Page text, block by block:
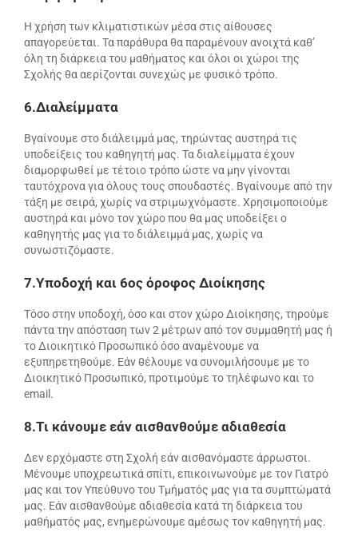
Η χρήση των κλιματιστικών μέσα στις αίθουσες
απαγορεύεται. Τα παράθυρα θα παραμένουν ανοιχτά καθ’
όλη τη διάρκεια του μαθήματος και όλοι οι χώροι της
Σχολής θα αερίζονται συνεχώς με φυσικό τρόπο.
6.Διαλείμματα
Βγαίνουμε στο διάλειμμά μας, τηρώντας αυστηρά τις
υποδείξεις του καθηγητή μας. Τα διαλείμματα έχουν
διαμορφωθεί με τέτοιο τρόπο ώστε να μην γίνονται
ταυτόχρονα για όλους τους σπουδαστές. Βγαίνουμε από την
τάξη με σειρά, χωρίς να στριμωχνόμαστε. Χρησιμοποιούμε
αυστηρά και μόνο τον χώρο που θα μας υποδείξει ο
καθηγητής μας για το διάλειμμά μας, χωρίς να
συνωστιζόμαστε.
7.Υποδοχή και 6ος όροφος Διοίκησης
Τόσο στην υποδοχή, όσο και στον χώρο Διοίκησης, τηρούμε
πάντα την απόσταση των 2 μέτρων από τον συμμαθητή μας ή
το Διοικητικό Προσωπικό όσο αναμένουμε να
εξυπηρετηθούμε. Εάν θέλουμε να συνομιλήσουμε με το
Διοικητικό Προσωπικό, προτιμούμε το τηλέφωνο και το
email.
8.Τι κάνουμε εάν αισθανθούμε αδιαθεσία
Δεν ερχόμαστε στη Σχολή εάν αισθανόμαστε άρρωστοι.
Μένουμε υποχρεωτικά σπίτι, επικοινωνούμε με τον Γιατρό
μας και τον Υπεύθυνο του Τμήματός μας για τα συμπτώματά
μας. Εάν αισθανθούμε αδιαθεσία κατά τη διάρκεια του
μαθήματός μας, ενημερώνουμε αμέσως τον καθηγητή μας.